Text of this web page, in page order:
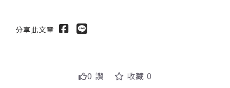
分享此文章
0 讚 收藏 0